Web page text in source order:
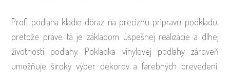
Profi podlaha kladie dôraz na precíznu prípravu podkladu,
pretože práve tá je základom úspešnej realizácie a dlhej
životnosti podlahy. Pokladka vinylovej podlahy zároveň
umožňuje široký výber dekorov a farebných prevedení.